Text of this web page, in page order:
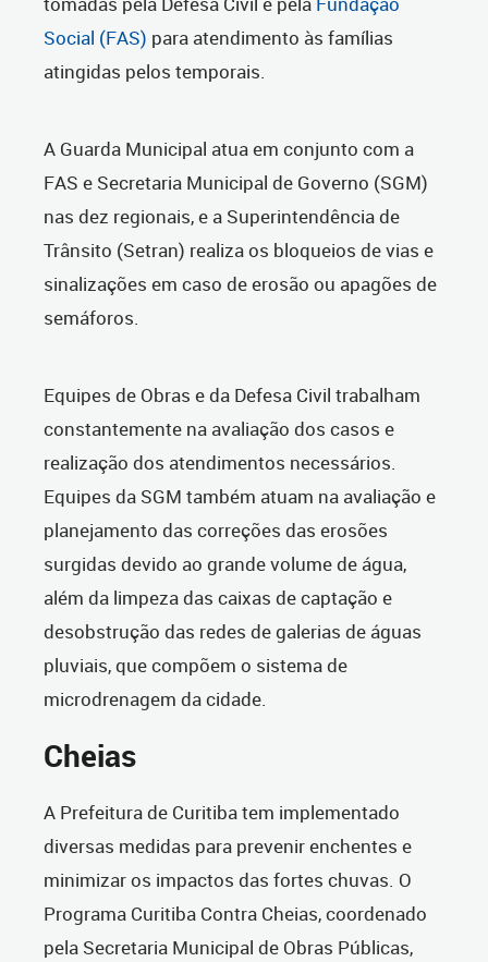
Social (FAS) para atendimento às famílias
atingidas pelos temporais.
A Guarda Municipal atua em conjunto com a
FAS e Secretaria Municipal de Governo (SGM)
nas dez regionais, e a Superintendência de
Trânsito (Setran) realiza os bloqueios de vias e
sinalizações em caso de erosão ou apagões de
semáforos.
Equipes de Obras e da Defesa Civil trabalham
constantemente na avaliação dos casos e
realização dos atendimentos necessários.
Equipes da SGM também atuam na avaliação e
planejamento das correções das erosões
surgidas devido ao grande volume de água,
além da limpeza das caixas de captação e
desobstrução das redes de galerias de águas
pluviais, que compõem o sistema de
microdrenagem da cidade.
Cheias
A Prefeitura de Curitiba tem implementado
diversas medidas para prevenir enchentes e
minimizar os impactos das fortes chuvas. O
Programa Curitiba Contra Cheias, coordenado
pela Secretaria Municipal de Obras Públicas,